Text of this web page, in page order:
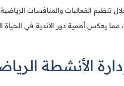
تنظيم الفعاليات والمنافسات
يعكس أهمية دور الأندية في الحياة
الأنشطة